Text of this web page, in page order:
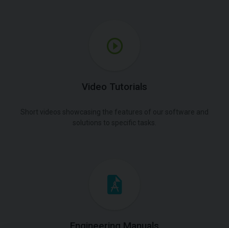
Video Tutorials